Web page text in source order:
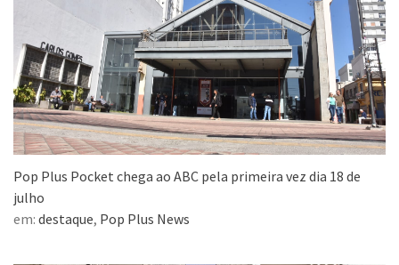
Pop Plus Pocket chega ao ABC pela primeira vez dia 18 de
julho
em: destaque, Pop Plus News